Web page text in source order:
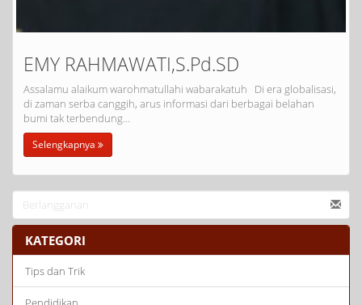
EMY RAHMAWATI,S.Pd.SD
Assalamu alaikum warohmatullahi wabarakatuh Di era globalisasi,
di zaman serba canggih, arus informasi dari berbagai belahan
bumi tak terbendung…
Selengkapnya
KATEGORI
Tips dan Trik